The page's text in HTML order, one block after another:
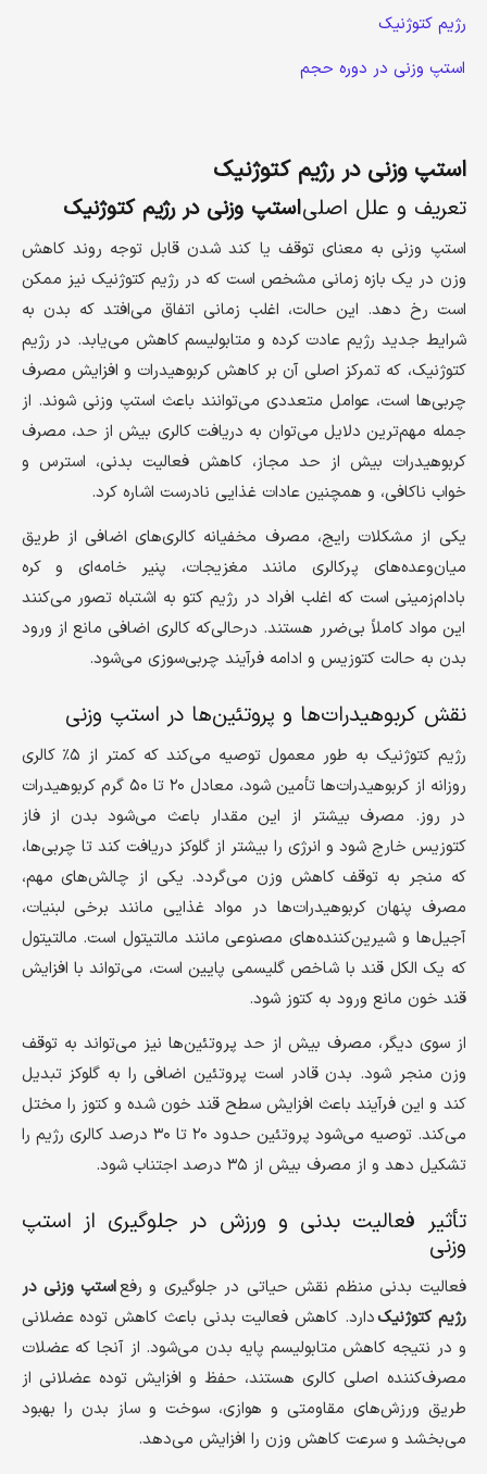
رژیم کتوژنیک
استپ وزنی در دوره حجم
استپ وزنی در رژیم کتوژنیک
تعریف و علل اصلیاستپ وزنی در رژیم کتوژنیک
استپ وزنی به معنای توقف یا کند شدن قابل توجه روند کاهش
وزن در یک بازه زمانی مشخص است که در رژیم کتوژنیک نیز ممکن
است رخ دهد. این حالت، اغلب زمانی اتفاق می‌افتد که بدن به
شرایط جدید رژیم عادت کرده و متابولیسم کاهش می‌یابد. در رژیم
کتوژنیک، که تمرکز اصلی آن بر کاهش کربوهیدرات و افزایش مصرف
چربی‌ها است، عوامل متعددی می‌توانند باعث استپ وزنی شوند. از
جمله مهم‌ترین دلایل می‌توان به دریافت کالری بیش از حد، مصرف
کربوهیدرات بیش از حد مجاز، کاهش فعالیت بدنی، استرس و
خواب ناکافی، و همچنین عادات غذایی نادرست اشاره کرد.
یکی از مشکلات رایج، مصرف مخفیانه کالری‌های اضافی از طریق
میان‌وعده‌های پرکالری مانند مغزیجات، پنیر خامه‌ای و کره
بادام‌زمینی است که اغلب افراد در رژیم کتو به اشتباه تصور می‌کنند
این مواد کاملاً بی‌ضرر هستند. درحالی‌که کالری اضافی مانع از ورود
بدن به حالت کتوزیس و ادامه فرآیند چربی‌سوزی می‌شود.
نقش کربوهیدرات‌ها و پروتئین‌ها در استپ وزنی
رژیم کتوژنیک به طور معمول توصیه می‌کند که کمتر از ۵٪ کالری
روزانه از کربوهیدرات‌ها تأمین شود، معادل ۲۰ تا ۵۰ گرم کربوهیدرات
در روز. مصرف بیشتر از این مقدار باعث می‌شود بدن از فاز
کتوزیس خارج شود و انرژی را بیشتر از گلوکز دریافت کند تا چربی‌ها،
که منجر به توقف کاهش وزن می‌گردد. یکی از چالش‌های مهم،
مصرف پنهان کربوهیدرات‌ها در مواد غذایی مانند برخی لبنیات،
آجیل‌ها و شیرین‌کننده‌های مصنوعی مانند مالتیتول است. مالتیتول
که یک الکل قند با شاخص گلیسمی پایین است، می‌تواند با افزایش
قند خون مانع ورود به کتوز شود.
از سوی دیگر، مصرف بیش از حد پروتئین‌ها نیز می‌تواند به توقف
وزن منجر شود. بدن قادر است پروتئین اضافی را به گلوکز تبدیل
کند و این فرآیند باعث افزایش سطح قند خون شده و کتوز را مختل
می‌کند. توصیه می‌شود پروتئین حدود ۲۰ تا ۳۰ درصد کالری رژیم را
تشکیل دهد و از مصرف بیش از ۳۵ درصد اجتناب شود.
تأثیر فعالیت بدنی و ورزش در جلوگیری از استپ
وزنی
فعالیت بدنی منظم نقش حیاتی در جلوگیری و رفعاستپ وزنی در
رژیم کتوژنیکدارد. کاهش فعالیت بدنی باعث کاهش توده عضلانی
و در نتیجه کاهش متابولیسم پایه بدن می‌شود. از آنجا که عضلات
مصرف‌کننده اصلی کالری هستند، حفظ و افزایش توده عضلانی از
طریق ورزش‌های مقاومتی و هوازی، سوخت و ساز بدن را بهبود
می‌بخشد و سرعت کاهش وزن را افزایش می‌دهد.